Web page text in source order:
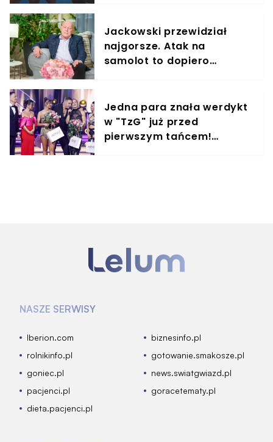
Jackowski przewidział
najgorsze. Atak na
samolot to dopiero
Jedna para znała werdykt
w "TzG" już przed
pierwszym tańcem!
NASZE SERWISY
Iberion.com
biznesinfo.pl
rolnikinfo.pl
gotowanie.smakosze.pl
goniec.pl
news.swiatgwiazd.pl
pacjenci.pl
goracetematy.pl
dieta.pacjenci.pl